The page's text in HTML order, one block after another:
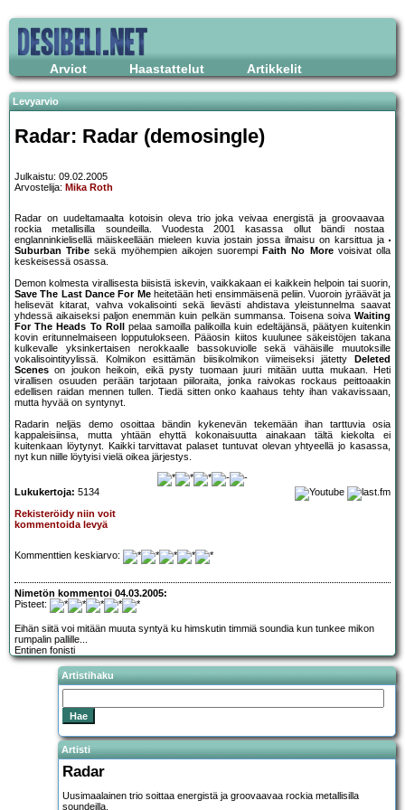
Arviot Haastattelut Artikkelit
Levyarvio
Radar: Radar (demosingle)
Julkaistu: 09.02.2005
Arvostelija: Mika Roth
Radar on uudeltamaalta kotoisin oleva trio joka veivaa energistä ja groovaavaa
rockia metallisilla soundeilla. Vuodesta 2001 kasassa ollut bändi nostaa
englanninkielisellä mäiskeellään mieleen kuvia jostain jossa ilmaisu on karsittua ja
Suburban Tribe sekä myöhempien aikojen suorempi Faith No Morevoisivat olla
keskeisessä osassa.
Demon kolmesta virallisesta biisistä iskevin, vaikkakaan ei kaikkein helpoin tai suorin,
Save The Last Dance For Meheitetään heti ensimmäisenä peliin. Vuoroin jyräävät ja
helisevät kitarat, vahva vokalisointi sekä lievästi ahdistava yleistunnelma saavat
yhdessä aikaiseksi paljon enemmän kuin pelkän summansa. Toisena soiva Waiting
For The Heads To Roll
pelaa samoilla palikoilla kuin edeltäjänsä, päätyen kuitenkin
kovin eritunnelmaiseen lopputulokseen. Pääosin kiitos kuulunee säkeistöjen takana
kulkevalle yksinkertaisen nerokkaalle bassokuviolle sekä vähäisille muutoksille
vokalisointityylissä. Kolmikon esittämän biisikolmikon viimeiseksi jätetty
Deleted
Scenes on joukon heikoin, eikä pysty tuomaan juuri mitään uutta mukaan. Heti
virallisen osuuden perään tarjotaan piiloraita, jonka raivokas rockaus peittoaakin
edellisen raidan mennen tullen. Tiedä sitten onko kaahaus tehty ihan vakavissaan,
mutta hyvää on syntynyt.
Radarin neljäs demo osoittaa bändin kykenevän tekemään ihan tarttuvia osia
kappaleisiinsa, mutta yhtään ehyttä kokonaisuutta ainakaan tältä kiekolta ei
kuitenkaan löytynyt. Kaikki tarvittavat palaset tuntuvat olevan yhtyeellä jo kasassa,
nyt kun niille löytyisi vielä oikea järjestys.
Lukukertoja: 5134
Rekisteröidy niin voit
kommentoida levyä
Kommenttien keskiarvo:
Nimetön kommentoi 04.03.2005:
Pisteet:
Eihän siitä voi mitään muuta syntyä ku himskutin timmiä soundia kun tunkee mikon
rumpalin pallille...
Entinen fonisti
Artistihaku
Artisti
Radar
Uusimaalainen trio soittaa energistä ja groovaavaa rockia metallisilla
soundeilla.